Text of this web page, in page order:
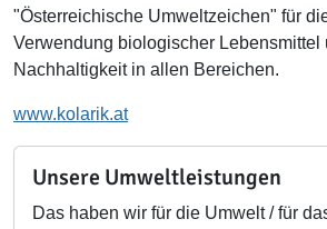
"Österreichische Umweltzeichen" für
Verwendung biologischer Lebensmittel
Nachhaltigkeit in allen Bereichen.
www.kolarik.at
Unsere Umweltleistungen
Das haben wir für die Umwelt / für